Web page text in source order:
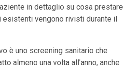
in dettaglio su cosa prestare
esistenti vengono rivisti durante il
è uno screening sanitario che
almeno una volta all'anno, anche